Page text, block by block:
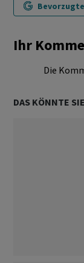
Ihr
Die
DAS KÖNNTE